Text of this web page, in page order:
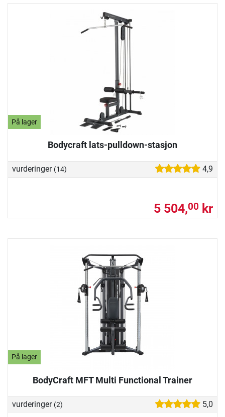
På lager
Bodycraft lats-pulldown-stasjon
vurderinger (14) 4,9
5 504,00 kr
På lager
BodyCraft MFT Multi Functional Trainer
vurderinger (2) 5,0